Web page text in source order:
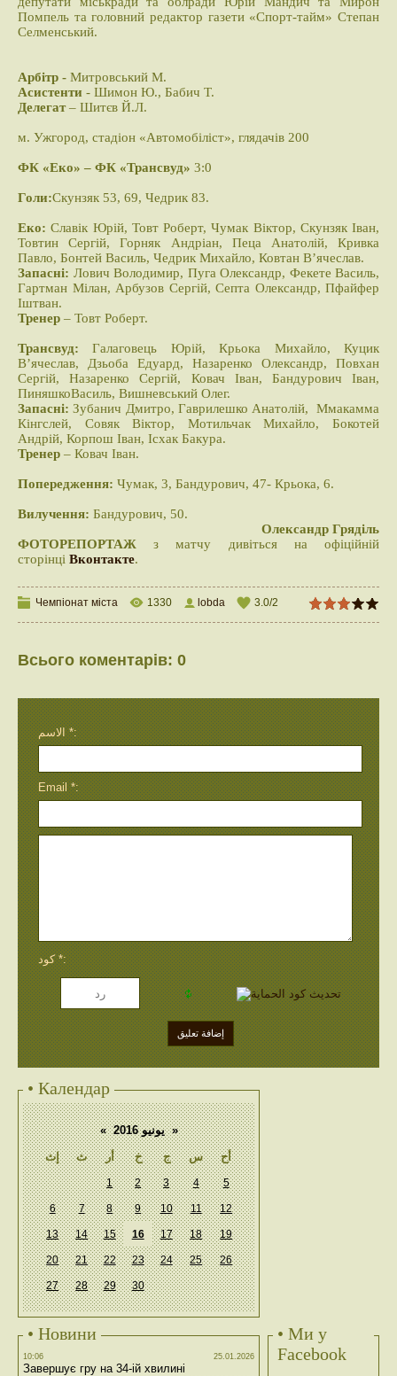
Помпель та головний редактор газети «Спорт-тайм» Степан
Селменський.
Арбітр - Митровський М.
Асистенти - Шимон Ю., Бабич Т.
Делегат– Шитєв Й.Л.
м. Ужгород, стадіон «Автомобіліст», глядачів 200
ФК «Еко» – ФК «Трансвуд» 3:0
Голи:Скунзяк 53, 69, Чедрик 83.
Еко:Славік Юрій, Товт Роберт, Чумак Віктор, Скунзяк Іван,
Товтин Сергій, Горняк Андріан, Пеца Анатолій, Кривка
Павло, Бонтей Василь, Чедрик Михайло, Ковтан В’ячеслав.
Запасні: Лович Володимир, Пуга Олександр, Фекете Василь,
Гартман Мілан, Арбузов Сергій, Септа Олександр, Пфайфер
Іштван.
Тренер – Товт Роберт.
Трансвуд:Галаговець Юрій, Крьока Михайло, Куцик
В’ячеслав, Дзьоба Едуард, Назаренко Олександр, Повхан
Сергій, Назаренко Сергій, Ковач Іван, Бандурович Іван,
ПиняшкоВасиль, Вишневський Олег.
Запасні:Зубанич Дмитро, Гаврилешко Анатолій, Ммакамма
Кінгслей, Совяк Віктор, Мотильчак Михайло, Бокотей
Андрій, Корпош Іван, Ісхак Бакура.
Тренер – Ковач Іван.
Попередження: Чумак, 3, Бандурович, 47- Крьока, 6.
Вилучення: Бандурович, 50.
Олександр Гряділь
ФОТОРЕПОРТАЖ з матчу дивіться на офіційній
сторінці Вконтакте.
Чемпіонат міста 1330 lobda 3.0/2
Всього коментарів: 0
الاسم *:
Email *:
كود *:
• Календар
« يونيو 2016 »
إث
ث أر خ ج س أح
1 2 3 4 5
6 7 8 9 10 11 12
13 14 15 16 17 18 19
20 21 22 23 24 25 26
27 28 29 30
• Новини
10:06 25.01.2026
Завершує гру на 34-ій хвилині
• Ми у
Facebook